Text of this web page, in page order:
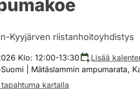
Kyyjärven riistanhoitoyhdistys
Klo: 12:00-13:30
Lisää
| Mätäslammin ampumarata,
kartalla
välilehteen)